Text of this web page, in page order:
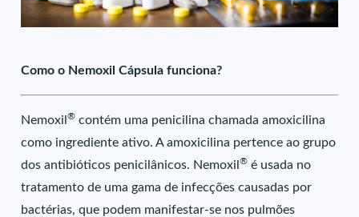
Como o Nemoxil Cápsula funciona?
Nemoxil® contém uma penicilina chamada amoxicilina
como ingrediente ativo. A amoxicilina pertence ao grupo
dos antibióticos penicilânicos. Nemoxil® é usada no
tratamento de uma gama de infecções causadas por
bactérias, que podem manifestar-se nos pulmões